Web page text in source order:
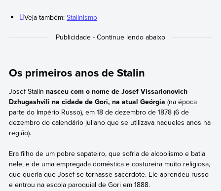
Veja também:Stalinismo
Os primeiros anos de Stalin
Josef Stalin nasceu com o nome de Josef Vissarionovich
Dzhugashvili na cidade de Gori, na atual Geórgia (na época
parte do Império Russo), em 18 de dezembro de 1878 (6 de
dezembro do calendário juliano que se utilizava naqueles anos na
região).
Era filho de um pobre sapateiro, que sofria de alcoolismo e batia
nele, e de uma empregada doméstica e costureira muito religiosa,
que queria que Josef se tornasse sacerdote. Ele aprendeu russo
e entrou na escola paroquial de Gori em 1888.